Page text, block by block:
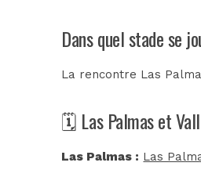
Dans quel stade se
La rencontre Las
🗓️ Las Palmas et
Las Palmas : Las